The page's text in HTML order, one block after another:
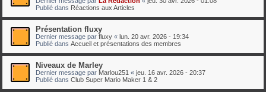
Publié dans Réactions aux Articles
Présentation fluxy
Dernier message par fluxy « lun. 20 avr. 2026 - 19:34
Publié dans Accueil et présentations des membres
Niveaux de Marley
Dernier message par Marlou251 « jeu. 16 avr. 2026 - 20:37
Publié dans Club Super Mario Maker 1 & 2